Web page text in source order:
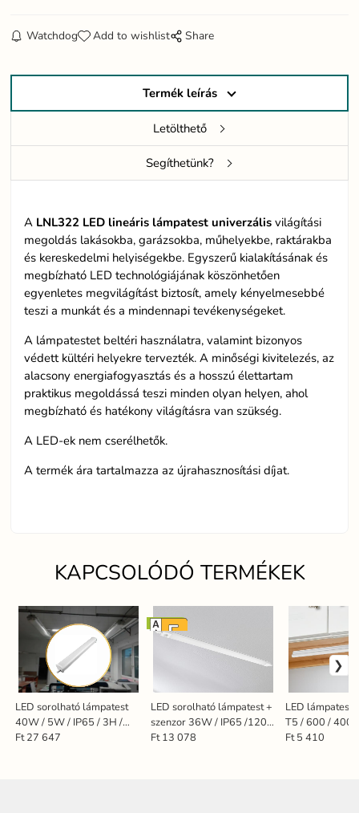
Watchdog Add to wishlist Share
Termék leírás
Letölthető
Segíthetünk?
A LNL322 LED lineáris lámpatest univerzális világítási
megoldás lakásokba, garázsokba, műhelyekbe, raktárakba
és kereskedelmi helyiségekbe. Egyszerű kialakításának és
megbízható LED technológiájának köszönhetően
egyenletes megvilágítást biztosít, amely kényelmesebbé
teszi a munkát és a mindennapi tevékenységeket.
A lámpatestet beltéri használatra, valamint bizonyos
védett kültéri helyekre tervezték. A minőségi kivitelezés, az
alacsony energiafogyasztás és a hosszú élettartam
praktikus megoldássá teszi minden olyan helyen, ahol
megbízható és hatékony világításra van szükség.
A LED-ek nem cserélhetők.
A termék ára tartalmazza az újrahasznosítási díjat.
KAPCSOLÓDÓ TERMÉKEK
LED sorolható lámpatest
40W / 5W / IP65 / 3H /
1200 / 4000K / E -
Ft 27 647
LED sorolható lámpatest +
szenzor 36W / IP65 /1200
/ 4000K - LNL322/1S
SZENZOR
Ft 13 078
LED lámpatest
T5 / 600 /
LNL822
Ft 5 410